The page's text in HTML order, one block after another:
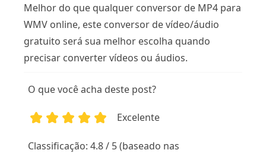
Melhor do que qualquer conversor de MP4 para
WMV online, este conversor de vídeo/áudio
gratuito será sua melhor escolha quando
precisar converter vídeos ou áudios.
O que você acha deste post?
Excelente
Classificação: 4.8 / 5 (baseado nas